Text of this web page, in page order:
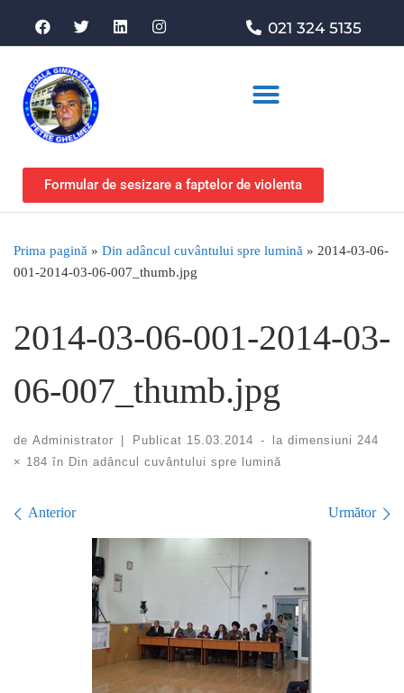
021 324 5135
Formular de sesizare a faptelor de violenta
Prima pagină » Din adâncul cuvântului spre lumină » 2014-03-06-
001-2014-03-06-007_thumb.jpg
2014-03-06-001-2014-03-
06-007_thumb.jpg
de Administrator | Publicat 15.03.2014 - la dimensiuni 244
× 184 în Din adâncul cuvântului spre lumină
Navigare în imagini
Anterior Următor